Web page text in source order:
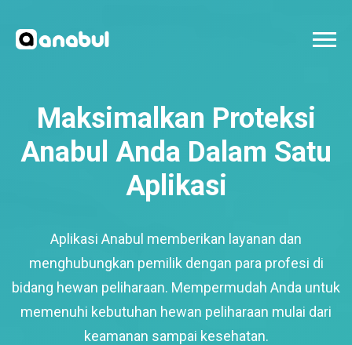
Maksimalkan Proteksi
Anabul Anda Dalam Satu
Aplikasi
Aplikasi Anabul memberikan layanan dan
menghubungkan pemilik dengan para profesi di
bidang hewan peliharaan. Mempermudah Anda untuk
memenuhi kebutuhan hewan peliharaan mulai dari
keamanan sampai kesehatan.